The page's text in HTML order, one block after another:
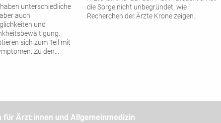
unterschiedliche
auch
und
sich zum Teil mit
Zu den...
die Sorge nicht unbegründet, wie
Recherchen der Ärzte Krone zeigen.
für Ärzt:innen und Allgemeinmedizin